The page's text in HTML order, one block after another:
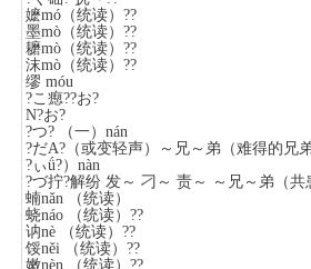
嬷mó（统读）??
墨mò（统读）??
耱mò（统读）??
沫mò（统读）??
缪 móu
?こ瘛??お?
N?お?
?つ? （一）nán
?だА?（或变轻声）～兄～弟（难得的兄
?ぃǘ?）nàn
?づ拧?解纷 发～ 刁～ 责～ ～兄～弟（共
蝻nǎn （统读）
蛲náo （统读）??
讷nè （统读）??
馁něi （统读）??
嫩nèn （统读）??